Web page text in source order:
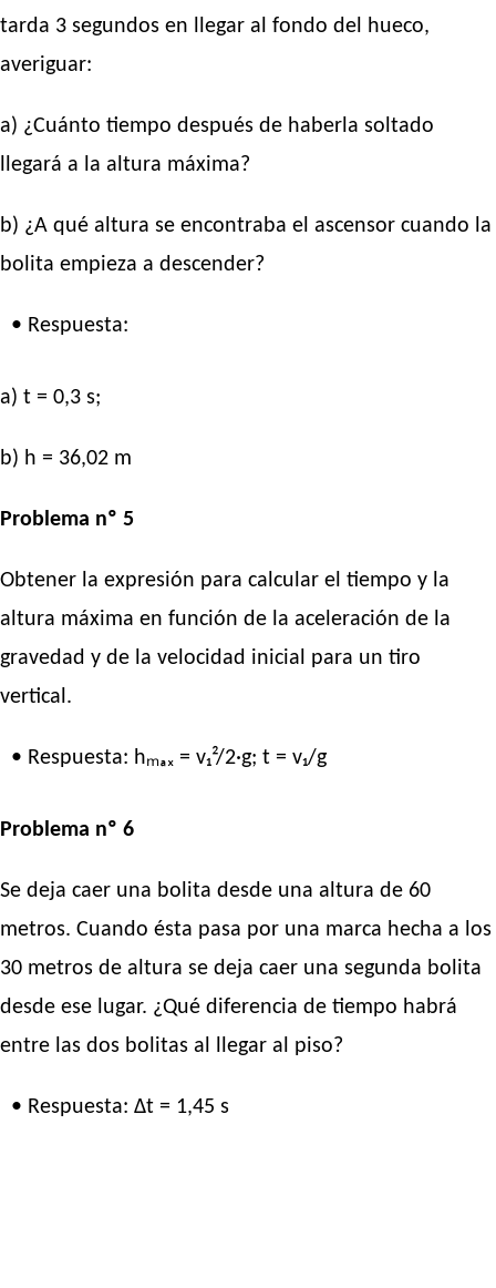
tarda 3 segundos en llegar al fondo del hueco,
averiguar:
a) ¿Cuánto tiempo después de haberla soltado
llegará a la altura máxima?
b) ¿A qué altura se encontraba el ascensor cuando la
bolita empieza a descender?
• Respuesta:
a) t = 0,3 s;
b) h = 36,02 m
Problema nº 5
Obtener la expresión para calcular el tiempo y la
altura máxima en función de la aceleración de la
gravedad y de la velocidad inicial para un tiro
vertical.
• Respuesta: hₘₐₓ = v₁²/2·g; t = v₁/g
Problema nº 6
Se deja caer una bolita desde una altura de 60
metros. Cuando ésta pasa por una marca hecha a los
30 metros de altura se deja caer una segunda bolita
desde ese lugar. ¿Qué diferencia de tiempo habrá
entre las dos bolitas al llegar al piso?
• Respuesta: Δt = 1,45 s